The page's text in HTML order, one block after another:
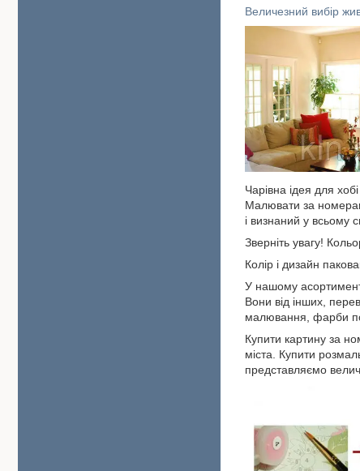
Величезний вибір
Чарівна ідея для
Малювати за
і визнаний у всьому
Зверніть увагу!
Колір і дизайн
У нашому
Вони від інших,
малювання, фарби
Купити картину за
міста. Купити
представляємо